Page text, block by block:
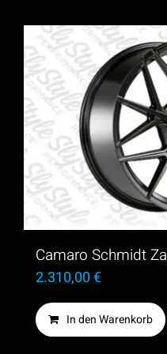
Camaro Schmidt
2.310,00€
In den Warenkorb